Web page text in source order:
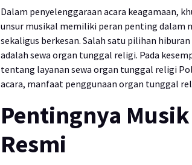
Dalam penyelenggaraan acara keagamaan,
unsur musikal memiliki peran penting dalam
sekaligus berkesan. Salah satu pilihan
adalah sewa organ tunggal religi. Pada
tentang layanan sewa organ tunggal religi
acara, manfaat penggunaan organ tunggal
Pentingnya
Resmi